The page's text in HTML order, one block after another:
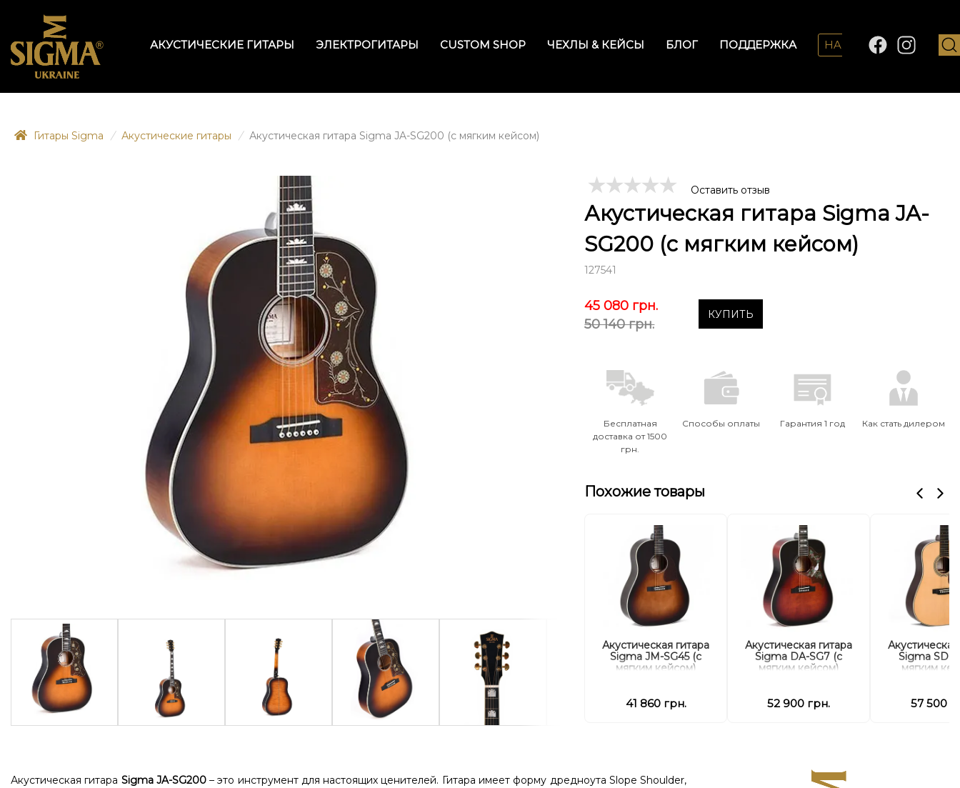
АКУСТИЧЕСКИЕ ГИТАРЫ ЭЛЕКТРОГИТАРЫ CUSTOM SHOP ЧЕХЛЫ & КЕЙСЫ БЛОГ ПОДДЕРЖКА HARMONY LAB
Гитары Sigma / Акустические гитары / Акустическая гитара Sigma JA-SG200 (с мягким кейсом)
Оставить отзыв
Акустическая гитара Sigma JA-
SG200 (с мягким кейсом)
127541
45 080 грн.
50 140 грн.
КУПИТЬ
Бесплатная
доставка от 1500
грн.
Способы оплаты Гарантия 1 год Как стать дилером
Похожие товары
Акустическая гитара
Sigma JM-SG45 (с
мягким кейсом)
41 860 грн.
Акустическая гитара
Sigma DA-SG7 (с
мягким кейсом)
52 900 грн.
Sigma
мягким
57 500
Акустическая гитара Sigma JA-SG200– это инструмент для настоящих ценителей. Гитара имеет форму дредноута Slope Shoulder,